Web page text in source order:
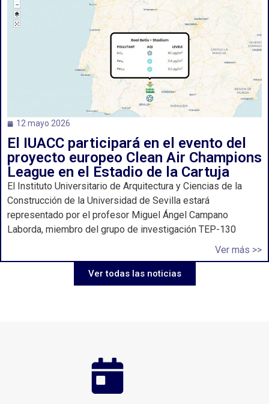
12 mayo 2026
El IUACC participará en el evento del
proyecto europeo Clean Air Champions
League en el Estadio de la Cartuja
El Instituto Universitario de Arquitectura y Ciencias de la
Construcción de la Universidad de Sevilla estará
representado por el profesor Miguel Ángel Campano
Laborda, miembro del grupo de investigación TEP-130
Ver más >>
Ver todas las noticias